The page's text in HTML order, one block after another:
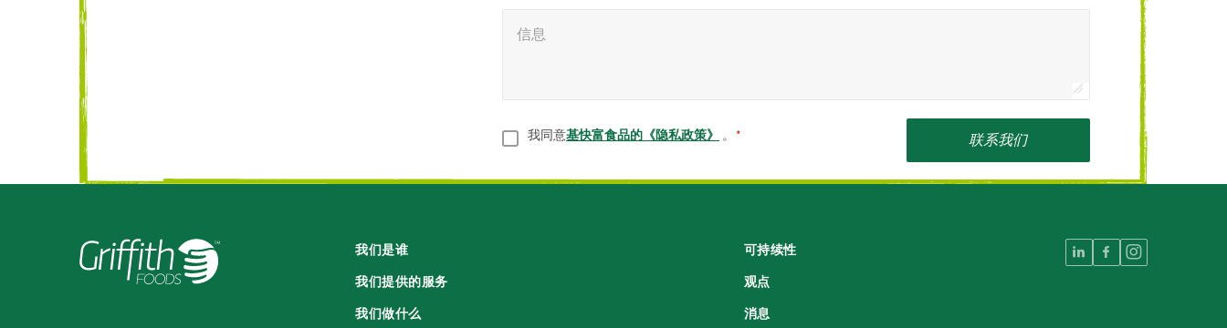
信息
同意
* 我同意基快富食品的《隐私政策》 。 * 联系我们
我们是谁
我们提供的服务
我们做什么
可持续性
观点
消息